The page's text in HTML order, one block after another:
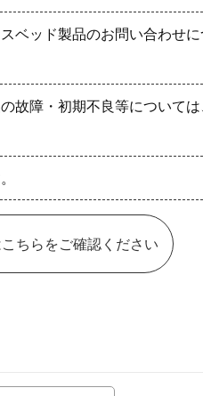
ッド製品のお問い合わせに
故障・初期不良等について
ちらをご確認ください